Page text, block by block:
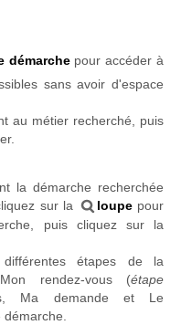
démarchepour accéder à
sans avoir d'espace
au métier recherché, puis
la démarche recherchée
sur la loupepour
puis cliquez sur la
étapes de la
rendez-vous (étape
Ma demande et Le